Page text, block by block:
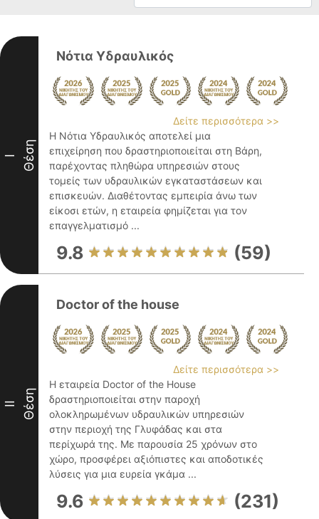
I Θέση
Νότια Υδραυλικός
Δείτε περισσότερα >>
Η Νότια Υδραυλικός αποτελεί μια
επιχείρηση που δραστηριοποιείται στη Βάρη,
παρέχοντας πληθώρα υπηρεσιών στους
τομείς των υδραυλικών εγκαταστάσεων και
επισκευών. Διαθέτοντας εμπειρία άνω των
είκοσι ετών, η εταιρεία φημίζεται για τον
επαγγελματισμό ...
9.8 (59)
II Θέση
Doctor of the house
Δείτε περισσότερα >>
Η εταιρεία Doctor of the House
δραστηριοποιείται στην παροχή
ολοκληρωμένων υδραυλικών υπηρεσιών
στην περιοχή της Γλυφάδας και στα
περίχωρά της. Με παρουσία 25 χρόνων στο
χώρο, προσφέρει αξιόπιστες και αποδοτικές
λύσεις για μια ευρεία γκάμα ...
9.6 (231)